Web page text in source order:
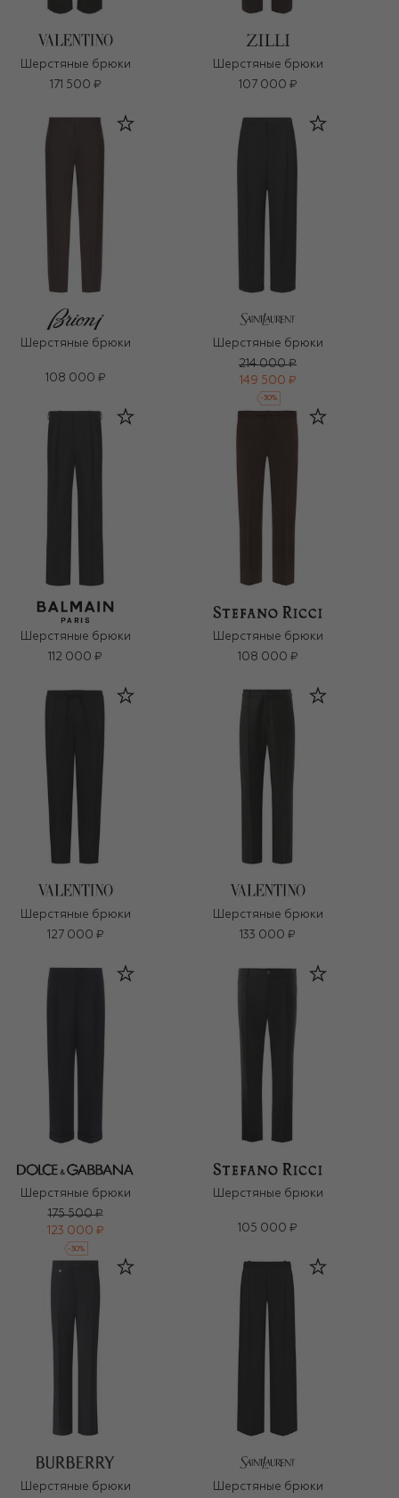
Шерстяные брюки
171 500 ₽
Шерстяные брюки
107 000 ₽
Шерстяные брюки
108 000 ₽
Шерстяные брюки
214 000 ₽
149 500 ₽
-30%
Шерстяные брюки
112 000 ₽
Шерстяные брюки
108 000 ₽
Шерстяные брюки
127 000 ₽
Шерстяные брюки
133 000 ₽
Шерстяные брюки
175 500 ₽
123 000 ₽
-30%
Шерстяные брюки
105 000 ₽
Шерстяные брюки
Шерстяные брюки